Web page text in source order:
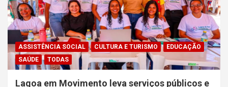
ASSISTÊNCIA SOCIAL CULTURA E TURISMO
EDUCAÇÃO
SAÚDE
TODAS
Lagoa em Movimento leva serviços públicos e